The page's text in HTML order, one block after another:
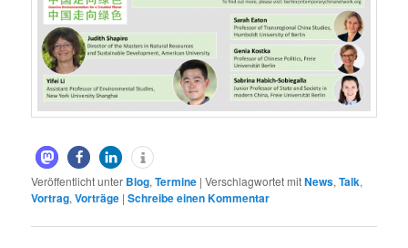
Veröffentlicht unter Blog,Termine |Verschlagwortet mitNews,Talk,
Vortrag,Vorträge |Schreibe einen Kommentar